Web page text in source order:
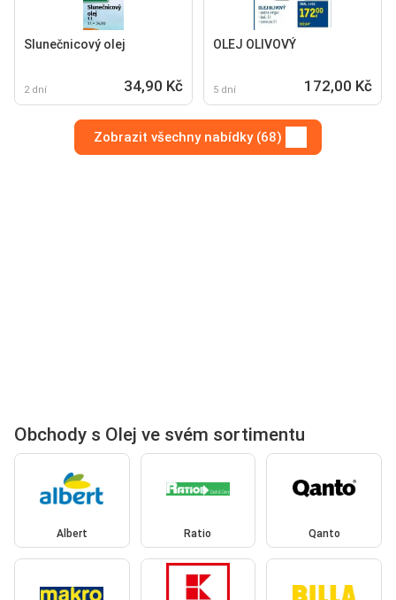
Slunečnicový olej
2 dní 34,90 Kč
OLEJ OLIVOVÝ
5 dní 172,00 Kč
Zobrazit všechny nabídky (68)
Obchody s Olej ve svém sortimentu
Albert Ratio Qanto